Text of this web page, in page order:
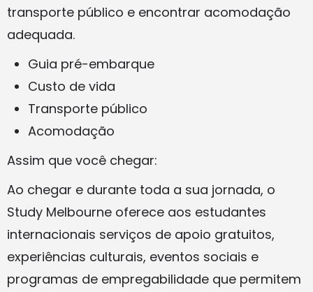
transporte público e encontrar acomodação
adequada.
Guia pré-embarque
Custo de vida
Transporte público
Acomodação
Assim que você chegar:
Ao chegar e durante toda a sua jornada, o
Study Melbourne oferece aos estudantes
internacionais serviços de apoio gratuitos,
experiências culturais, eventos sociais e
programas de empregabilidade que permitem